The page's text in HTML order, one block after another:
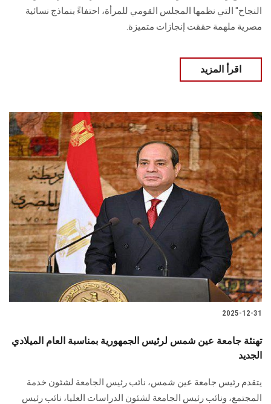
النجاح" التي نظمها المجلس القومي للمرأة، احتفاءً بنماذج نسائية
مصرية ملهمة حققت إنجازات متميزة.
اقرأ المزيد
2025-12-31
تهنئة جامعة عين شمس لرئيس الجمهورية بمناسبة العام الميلادي
الجديد
يتقدم رئيس جامعة عين شمس، نائب رئيس الجامعة لشئون خدمة
المجتمع، ونائب رئيس الجامعة لشئون الدراسات العليا، نائب رئيس